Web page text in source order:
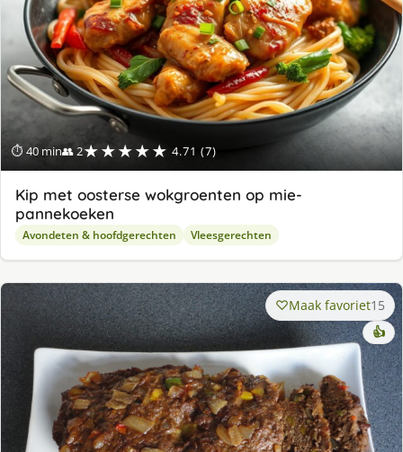
⏱ 40 min👥 2★★★★★ 4.71 (7)
Kip met oosterse wokgroenten op mie-
pannekoeken
Avondeten & hoofdgerechten Vleesgerechten
Maak favoriet15
👍